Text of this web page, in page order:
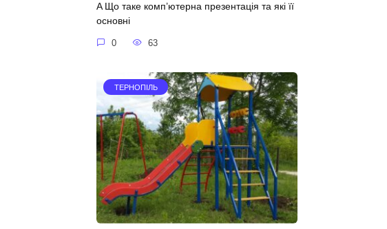
A Що таке комп’ютерна презентація та які її
основні
0 63
ТЕРНОПІЛЬ